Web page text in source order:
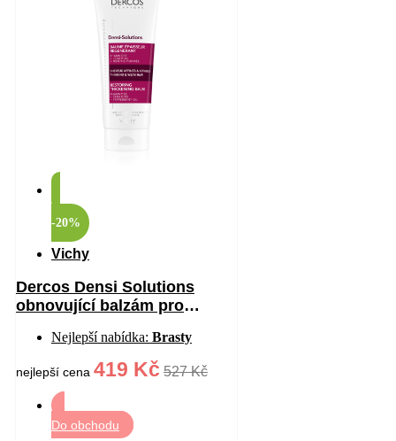
-20%
Vichy
Dercos Densi Solutions
obnovující balzám pro
Nejlepší nabídka: Brasty
nejlepší cena 419 Kč 527 Kč
Do obchodu